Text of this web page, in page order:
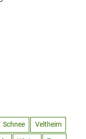
Schnee Veltheim